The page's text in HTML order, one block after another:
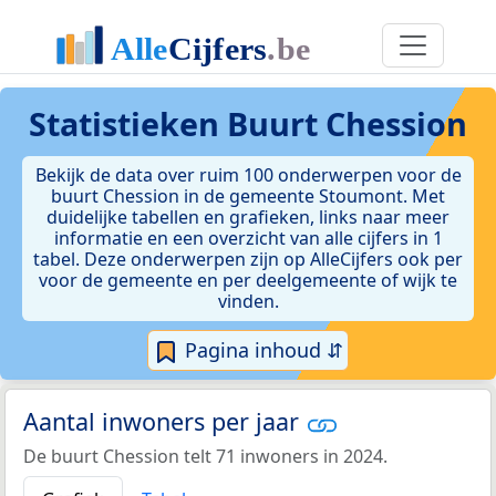
Statistieken Buurt Chession
Bekijk de data over ruim 100 onderwerpen voor de
buurt Chession in de gemeente Stoumont. Met
duidelijke tabellen en grafieken, links naar meer
informatie en een overzicht van alle cijfers in 1
tabel. Deze onderwerpen zijn op AlleCijfers ook per
voor de gemeente en per deelgemeente of wijk te
vinden.
Pagina inhoud ⇵
Aantal inwoners per jaar
De buurt Chession telt 71 inwoners in 2024.